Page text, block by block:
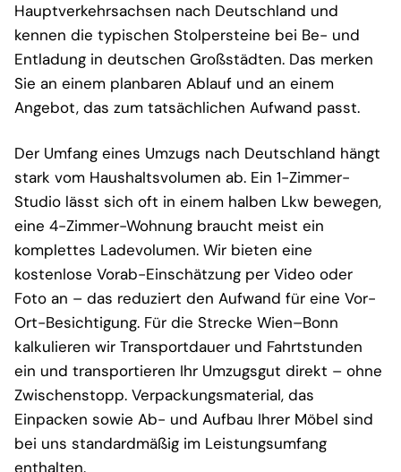
Hauptverkehrsachsen nach Deutschland und
kennen die typischen Stolpersteine bei Be- und
Entladung in deutschen Großstädten. Das merken
Sie an einem planbaren Ablauf und an einem
Angebot, das zum tatsächlichen Aufwand passt.
Der Umfang eines Umzugs nach Deutschland hängt
stark vom Haushaltsvolumen ab. Ein 1-Zimmer-
Studio lässt sich oft in einem halben Lkw bewegen,
eine 4-Zimmer-Wohnung braucht meist ein
komplettes Ladevolumen. Wir bieten eine
kostenlose Vorab-Einschätzung per Video oder
Foto an – das reduziert den Aufwand für eine Vor-
Ort-Besichtigung. Für die Strecke Wien–Bonn
kalkulieren wir Transportdauer und Fahrtstunden
ein und transportieren Ihr Umzugsgut direkt – ohne
Zwischenstopp. Verpackungsmaterial, das
Einpacken sowie Ab- und Aufbau Ihrer Möbel sind
bei uns standardmäßig im Leistungsumfang
enthalten.